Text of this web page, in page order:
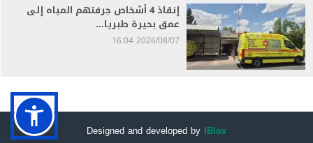
إنقاذ 4 أشخاص جرفتهم المياه إلى
عمق بحيرة طبريا...
2026/08/07 16:04
Designed and developed by IBlox